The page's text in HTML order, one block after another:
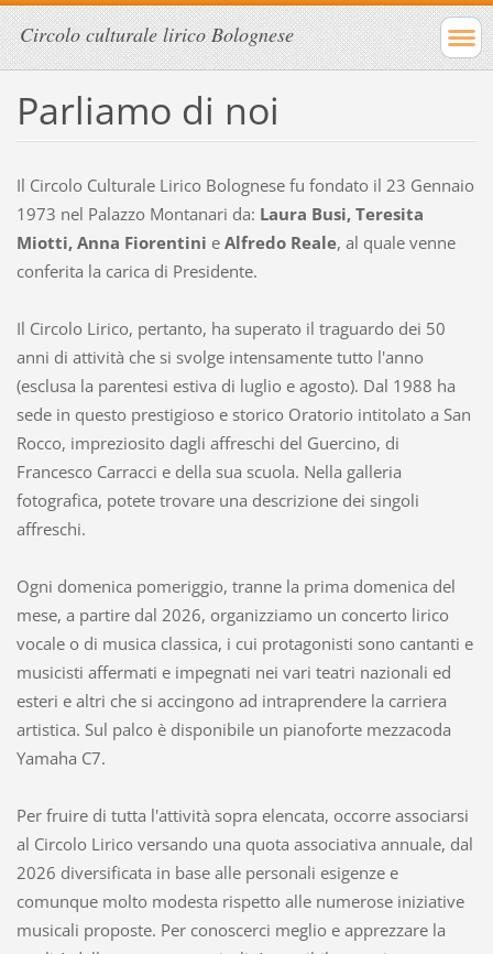
Circolo culturale lirico Bolognese
Parliamo di noi
Il Circolo Culturale Lirico Bolognese fu fondato il 23 Gennaio
1973 nel Palazzo Montanari da: Laura Busi, Teresita
Miotti, Anna Fiorentini eAlfredo Reale, al quale venne
conferita la carica di Presidente.
Il Circolo Lirico, pertanto, ha superato il traguardo dei 50
anni di attività che si svolge intensamente tutto l'anno
(esclusa la parentesi estiva di luglio e agosto). Dal 1988 ha
sede in questo prestigioso e storico Oratorio intitolato a San
Rocco, impreziosito dagli affreschi del Guercino, di
Francesco Carracci e della sua scuola. Nella galleria
fotografica, potete trovare una descrizione dei singoli
affreschi.
Ogni domenica pomeriggio, tranne la prima domenica del
mese, a partire dal 2026, organizziamo un concerto lirico
vocale o di musica classica, i cui protagonisti sono cantanti e
musicisti affermati e impegnati nei vari teatri nazionali ed
esteri e altri che si accingono ad intraprendere la carriera
artistica. Sul palco è disponibile un pianoforte mezzacoda
Yamaha C7.
Per fruire di tutta l'attività sopra elencata, occorre associarsi
al Circolo Lirico versando una quota associativa annuale, dal
2026 diversificata in base alle personali esigenze e
comunque molto modesta rispetto alle numerose iniziative
musicali proposte. Per conoscerci meglio e apprezzare la